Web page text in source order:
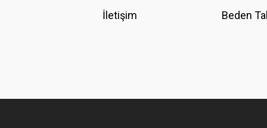
İletişim
Beden